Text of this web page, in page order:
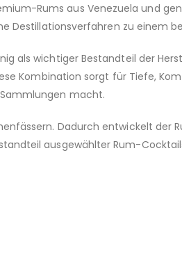
Rums aus Venezuela und
Destillationsverfahren zu einem
als wichtiger Bestandteil der
Kombination sorgt für Tiefe,
macht.
Dadurch entwickelt der
ausgewählter Rum-